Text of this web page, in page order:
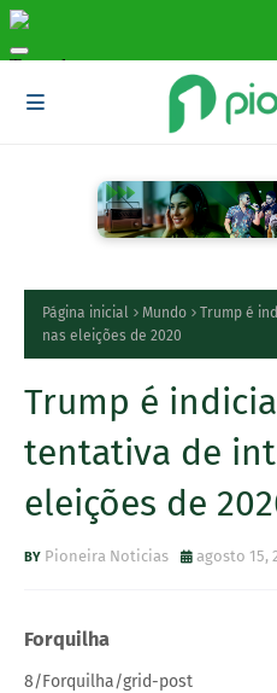
Página inicial Mundo
Trump é
nas eleições de 2020
Trump é
tentativa de
eleições de
Pioneira Noticias agosto 15,
Forquilha
8/Forquilha/grid-post